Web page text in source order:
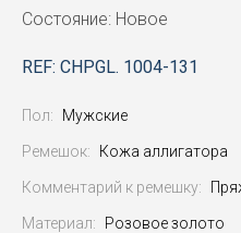
Состояние: Новое
REF: CHPGL. 1004-131
Пол: Мужские
Ремешок: Кожа аллигатора
Комментарий к ремешку:
Материал:
Розовое золото